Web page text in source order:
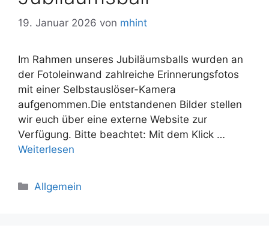
19. Januar 2026 von mhint
Im Rahmen unseres Jubiläumsballs wurden an
der Fotoleinwand zahlreiche Erinnerungsfotos
mit einer Selbstauslöser-Kamera
aufgenommen.Die entstandenen Bilder stellen
wir euch über eine externe Website zur
Verfügung. Bitte beachtet: Mit dem Klick …
Weiterlesen
Kategorien
Allgemein